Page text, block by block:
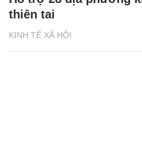
KINH TẾ XÃ HỘI
thiên tai